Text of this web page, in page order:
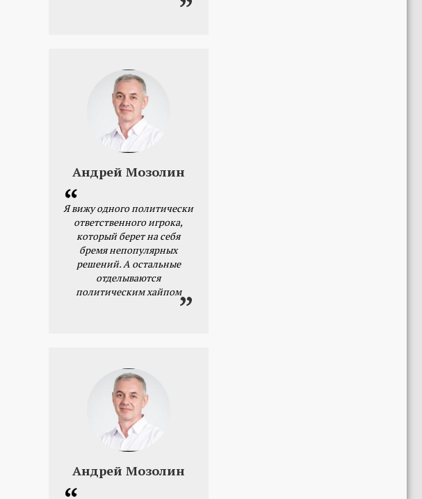
Андрей Мозолин
Я вижу одного политически
ответственного игрока,
который берет на себя
бремя непопулярных
решений. А остальные
отделываются
политическим хайпом
Андрей Мозолин